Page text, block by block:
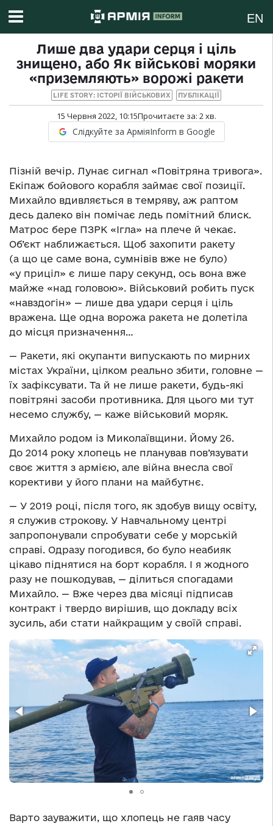
EN
Лише два удари серця і ціль
знищено, або Як військові моряки
«приземляють» ворожі ракети
LIFE STORY: ІСТОРІЇ ВІЙСЬКОВИХ ПУБЛІКАЦІЇ
15 Червня 2022, 10:15Прочитаєте за: 2хв.
Слідкуйте за АрміяInform в Google
Пізній вечір. Лунає сигнал «Повітряна тривога».
Екіпаж бойового корабля займає свої позиції.
Михайло вдивляється в темряву, аж раптом
десь далеко він помічає ледь помітний блиск.
Матрос бере ПЗРК «Ігла» на плече й чекає.
Об’єкт наближається. Щоб захопити ракету
(а що це саме вона, сумнівів вже не було)
«у приціл» є лише пару секунд, ось вона вже
майже «над головою». Військовий робить пуск
«навздогін» — лише два удари серця і ціль
вражена. Ще одна ворожа ракета не долетіла
до місця призначення…
— Ракети, які окупанти випускають по мирних
містах України, цілком реально збити, головне —
їх зафіксувати. Та й не лише ракети, будь-які
повітряні засоби противника. Для цього ми тут
несемо службу, — каже військовий моряк.
Михайло родом із Миколаївщини. Йому 26.
До 2014 року хлопець не планував пов’язувати
своє життя з армією, але війна внесла свої
корективи у його плани на майбутнє.
— У 2019 році, після того, як здобув вищу освіту,
я служив строкову. У Навчальному центрі
запропонували спробувати себе у морській
справі. Одразу погодився, бо було неабияк
цікаво піднятися на борт корабля. І я жодного
разу не пошкодував, — ділиться спогадами
Михайло. — Вже через два місяці підписав
контракт і твердо вирішив, що докладу всіх
зусиль, аби стати найкращим у своїй справі.
Варто зауважити, що хлопець не гаяв часу